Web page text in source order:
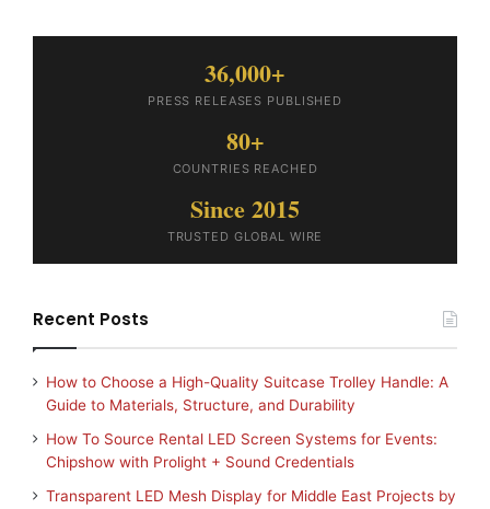
36,000+
PRESS RELEASES PUBLISHED
80+
COUNTRIES REACHED
Since 2015
TRUSTED GLOBAL WIRE
Recent Posts
How to Choose a High-Quality Suitcase Trolley Handle: A
Guide to Materials, Structure, and Durability
How To Source Rental LED Screen Systems for Events:
Chipshow with Prolight + Sound Credentials
Transparent LED Mesh Display for Middle East Projects by